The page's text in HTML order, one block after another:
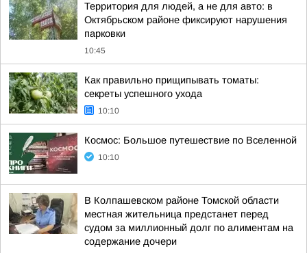
Территория для людей, а не для авто: в
Октябрьском районе фиксируют нарушения
парковки
10:45
Как правильно прищипывать томаты:
секреты успешного ухода
10:10
Космос: Большое путешествие по Вселенной
10:10
В Колпашевском районе Томской области
местная жительница предстанет перед
судом за миллионный долг по алиментам на
содержание дочери